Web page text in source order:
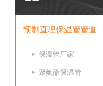
预制直埋保温管管道
保温管厂家
聚氨酯保温管